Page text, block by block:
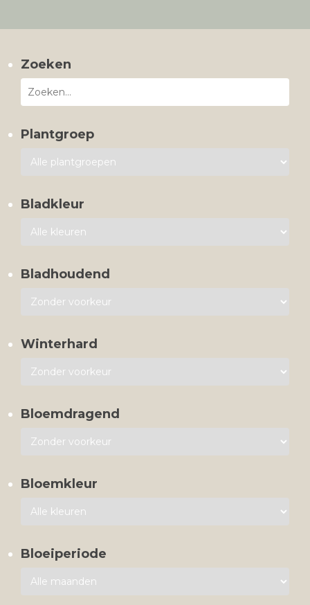
Zoeken
Plantgroep
Bladkleur
Bladhoudend
Winterhard
Bloemdragend
Bloemkleur
Bloeiperiode